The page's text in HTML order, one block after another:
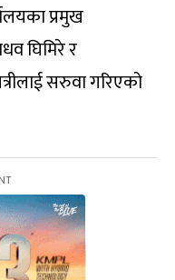
प्रमुख
घिमिरे र
सरुवा गरिएको